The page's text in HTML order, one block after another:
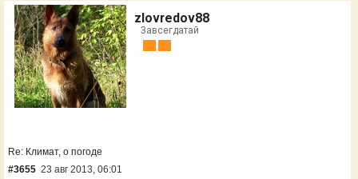
zlovredov88
Завсегдатай
Re: Климат, о погоде
#3655 23 авг 2013, 06:01